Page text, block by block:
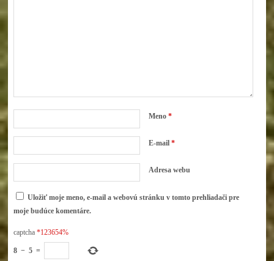
Meno *
E-mail *
Adresa webu
Uložiť moje meno, e-mail a webovú stránku v tomto prehliadači pre
moje budúce komentáre.
captcha*123654%
8 − 5 =